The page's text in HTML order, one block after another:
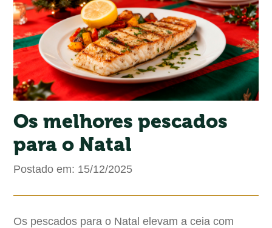
Os melhores pescados
para o Natal
Postado em: 15/12/2025
Os pescados para o Natal elevam a ceia com